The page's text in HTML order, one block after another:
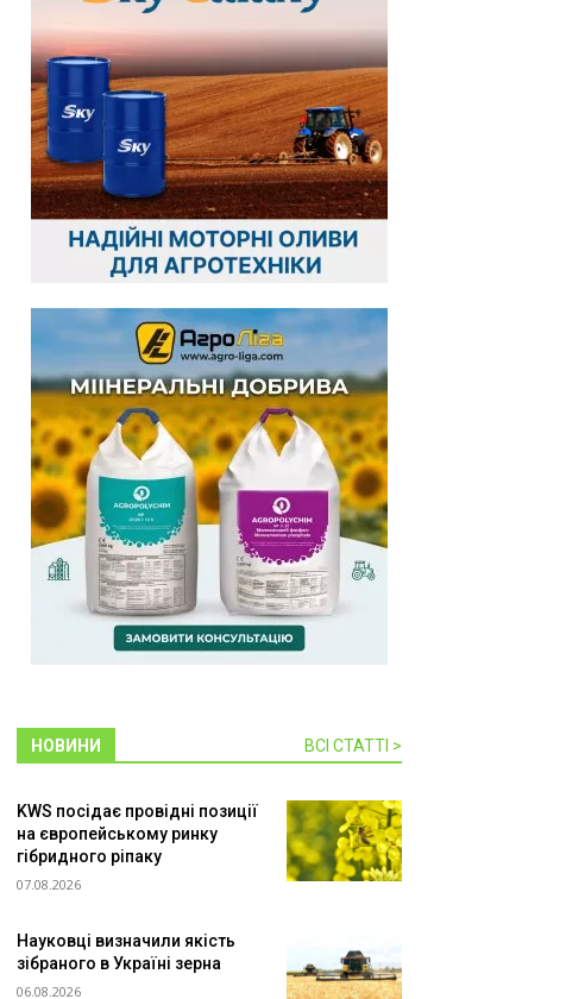
НОВИНИ ВСІ СТАТТІ >
KWS посідає провідні позиції
на європейському ринку
гібридного ріпаку
07.08.2026
Науковці визначили якість
зібраного в Україні зерна
06.08.2026